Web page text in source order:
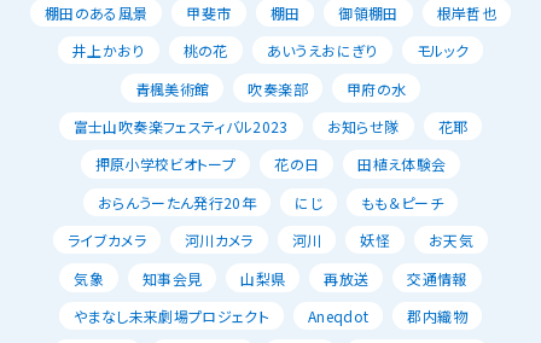
棚田のある風景
甲斐市 棚田 御領棚田
根岸哲也
井上かおり
桃の花 あいうえおにぎり
モルック
青楓美術館
吹奏楽部
甲府の水
富士山吹奏楽フェスティバル2023
お知らせ隊
花耶
押原小学校ビオトープ
花の日
田植え体験会
おらんうーたん発行20年
にじ
もも＆ピーチ
ライブカメラ
河川カメラ 河川 妖怪
お天気
気象
知事会見 山梨県 再放送
交通情報
やまなし未来劇場プロジェクト
Aneqdot
郡内織物